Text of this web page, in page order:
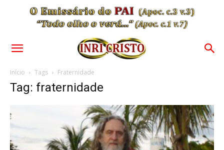
Início Tags Fraternidade
Tag: fraternidade